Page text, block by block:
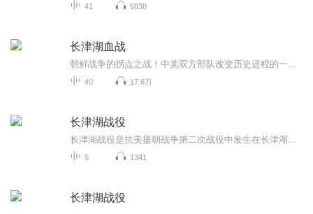
41 5838
长津湖血战
40 17.6万
长津湖战役
5 1341
长津湖战役